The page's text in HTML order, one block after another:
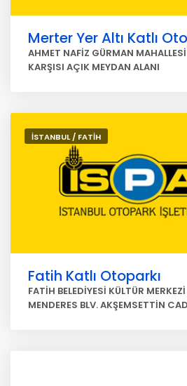
Merter Yer Altı Katlı
AHMET NAFİZ GÜRMAN
KARŞISI AÇIK MEYDAN ALANI
İSTANBUL / FATİH
Fatih Katlı Otoparkı
FATİH BELEDİYESİ KÜLTÜR
MENDERES BLV. AKŞEMSETTİN